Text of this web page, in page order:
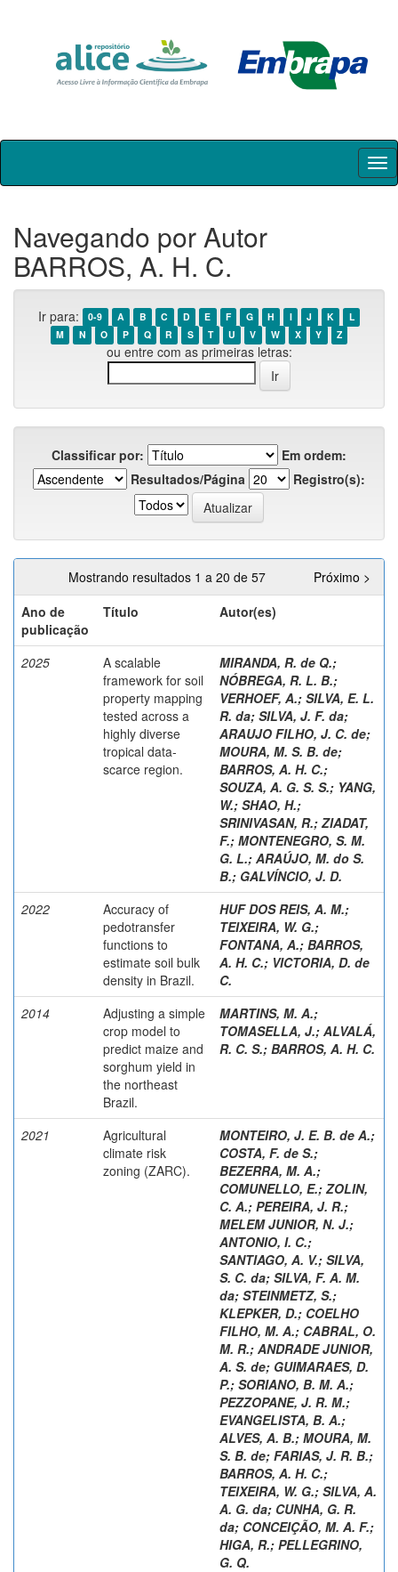
Skip
Navegando por Autor
BARROS, A. H. C.
Ir para: 0-9 A B C D E F G H I J K
L
M
N O P Q R S T U V W X Y Z
ou entre com as primeiras letras:
Classificar por:
Em ordem:
Resultados/Página
Registro(s):
Mostrando resultados 1 a 20 de 57
Próximo >
Ano de
publicação
Título Autor(es)
2025
A scalable
framework for soil
property mapping
tested across a
highly diverse
tropical data-
scarce region.
MIRANDA, R. de Q.;
NÓBREGA, R. L. B.;
VERHOEF, A.; SILVA, E. L.
R. da; SILVA, J. F. da;
ARAUJO FILHO, J. C. de;
MOURA, M. S. B. de;
BARROS, A. H. C.;
SOUZA, A. G. S. S.; YANG,
W.; SHAO, H.;
SRINIVASAN, R.; ZIADAT,
F.; MONTENEGRO, S. M.
G. L.; ARAÚJO, M. do S.
B.; GALVÍNCIO, J. D.
2022
Accuracy of
pedotransfer
functions to
estimate soil bulk
density in Brazil.
HUF DOS REIS, A. M.;
TEIXEIRA, W. G.;
FONTANA, A.; BARROS,
A. H. C.; VICTORIA, D. de
C.
2014
Adjusting a simple
crop model to
predict maize and
sorghum yield in
the northeast
Brazil.
MARTINS, M. A.;
TOMASELLA, J.; ALVALÁ,
R. C. S.; BARROS, A. H. C.
2021
Agricultural
climate risk
zoning (ZARC).
MONTEIRO, J. E. B. de A.;
COSTA, F. de S.;
BEZERRA, M. A.;
COMUNELLO, E.; ZOLIN,
C. A.; PEREIRA, J. R.;
MELEM JUNIOR, N. J.;
ANTONIO, I. C.;
SANTIAGO, A. V.; SILVA,
S. C. da; SILVA, F. A. M.
da; STEINMETZ, S.;
KLEPKER, D.; COELHO
FILHO, M. A.; CABRAL, O.
M. R.; ANDRADE JUNIOR,
A. S. de; GUIMARAES, D.
P.; SORIANO, B. M. A.;
PEZZOPANE, J. R. M.;
EVANGELISTA, B. A.;
ALVES, A. B.; MOURA, M.
S. B. de; FARIAS, J. R. B.;
BARROS, A. H. C.;
TEIXEIRA, W. G.; SILVA, A.
A. G. da; CUNHA, G. R.
da; CONCEIÇÃO, M. A. F.;
HIGA, R.; PELLEGRINO,
G. Q.